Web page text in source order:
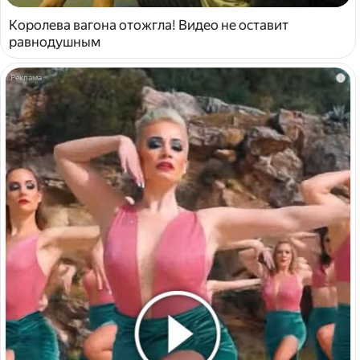
Королева вагона отожгла! Видео не оставит
равнодушным
i